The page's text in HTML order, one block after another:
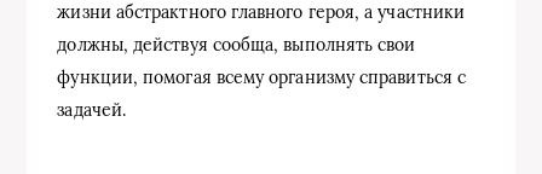
жизни абстрактного главного героя, а участники
должны, действуя сообща, выполнять свои
функции, помогая всему организму справиться с
задачей.